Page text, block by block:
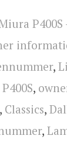
P400S
,
,
, Classics,
,